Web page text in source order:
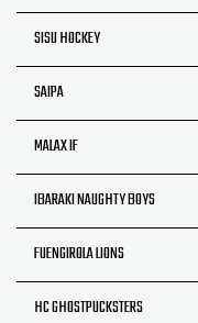
SISU HOCKEY
SAIPA
MALAX IF
IBARAKI NAUGHTY BOYS
FUENGIROLA LIONS
HC GHOSTPUCKSTERS